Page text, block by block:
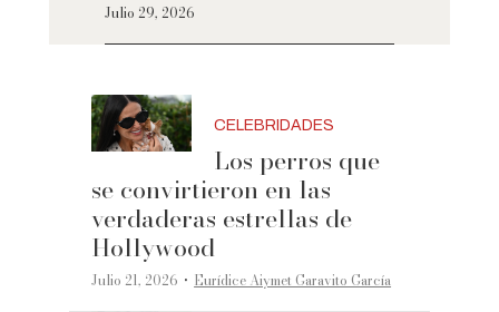
Julio 29, 2026
CELEBRIDADES
Los perros que
se convirtieron en las
verdaderas estrellas de
Hollywood
Julio 21, 2026 ·Eurídice Aiymet Garavito García